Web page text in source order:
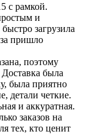
с рамкой.
и
загрузила
пришло
поэтому
была
была приятно
детали четкие.
и аккуратная.
заказов на
тех, кто ценит